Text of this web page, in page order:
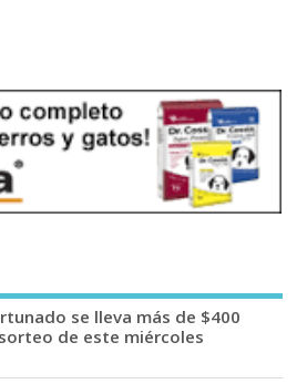
se lleva más de $400
de este miércoles